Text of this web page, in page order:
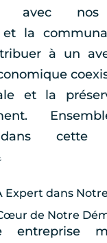
avec nos
et la
à un
et la
cette
Expert dans
de Notre
entreprise